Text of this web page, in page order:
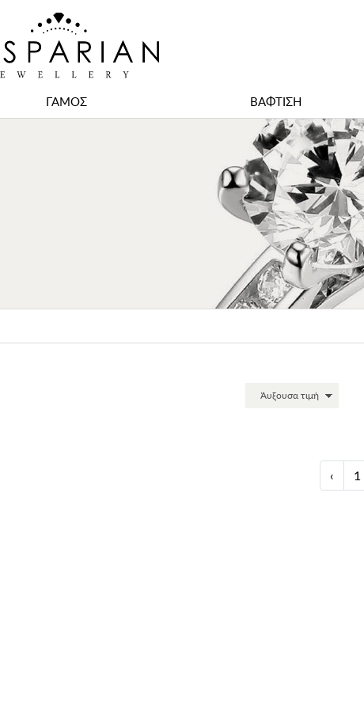
ΓΑΜΟΣ ΒΑΦΤΙΣΗ
‹ 1